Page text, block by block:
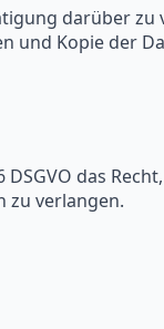
darüber
Kopie der
DSGVO das
zu verlangen.